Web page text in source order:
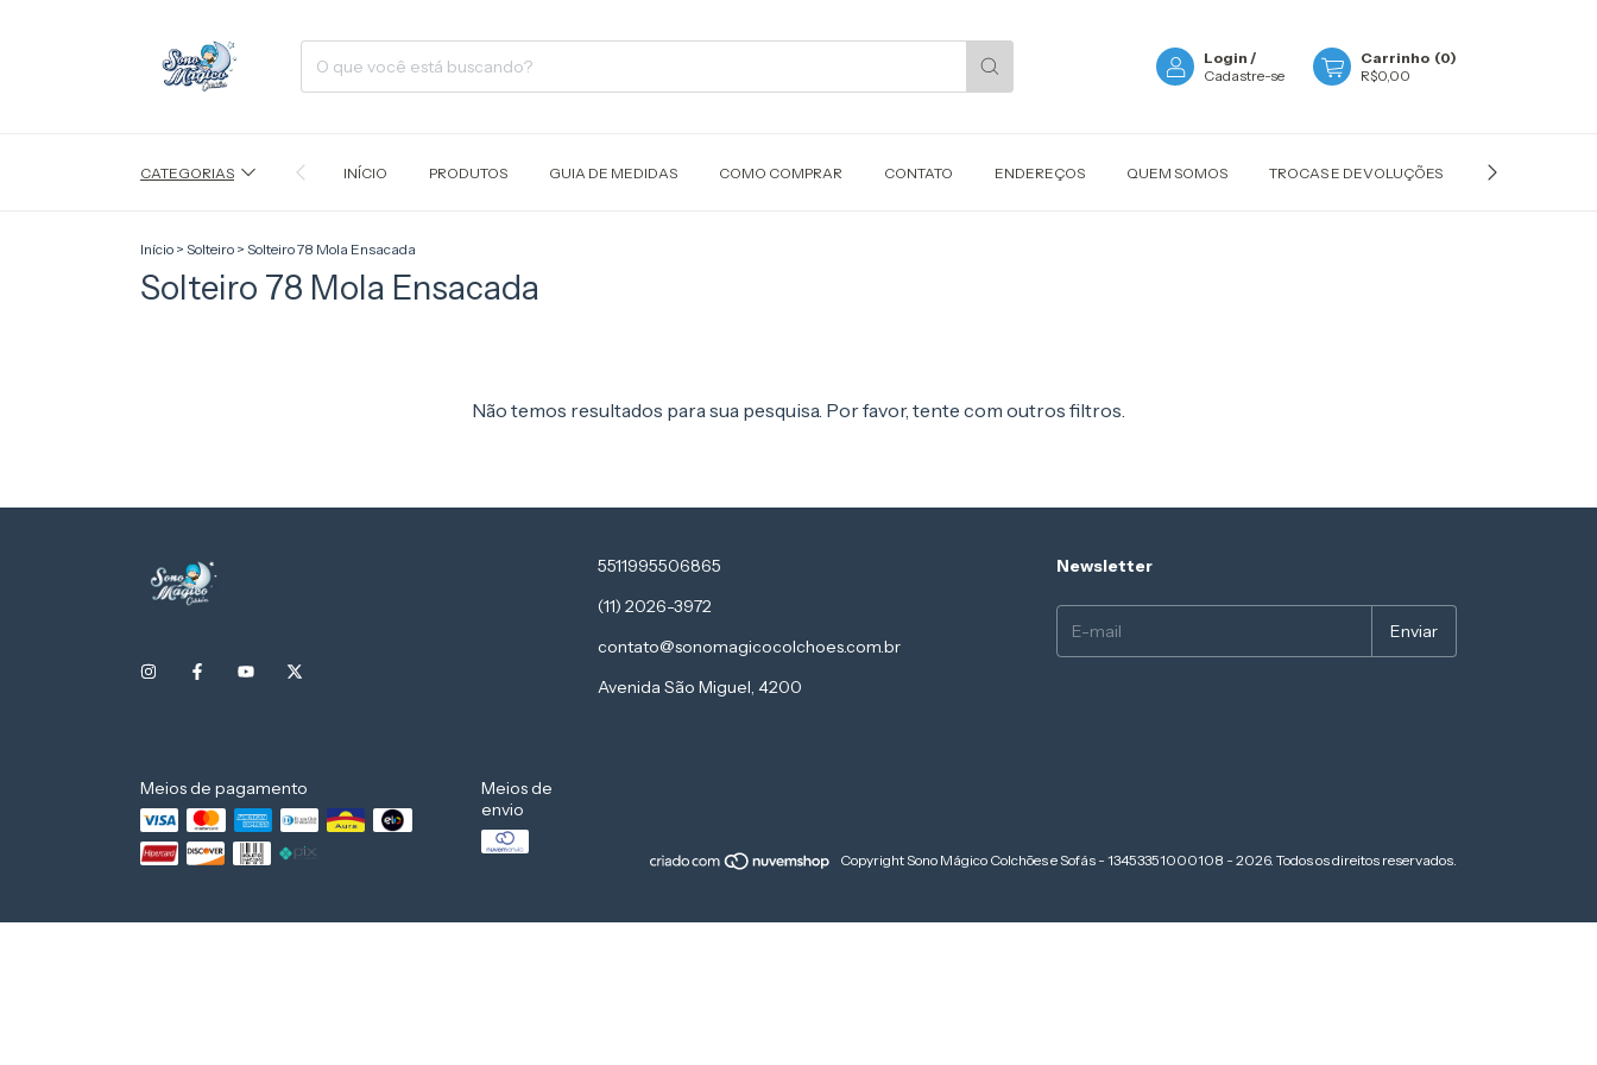
Login /
Cadastre-se
Carrinho (0)
R$0,00
CATEGORIAS INÍCIO PRODUTOS GUIA DE MEDIDAS COMO COMPRAR CONTATO ENDEREÇOS QUEM SOMOS TROCAS E DEVOLUÇÕES POLÍTICA DE
Início > Solteiro > Solteiro 78 Mola Ensacada
Solteiro 78 Mola Ensacada
Não temos resultados para sua pesquisa. Por favor, tente com outros filtros.
5511995506865
(11) 2026-3972
contato@sonomagicocolchoes.com.br
Avenida São Miguel, 4200
Newsletter
Meios de pagamento
Meios de
envio
Copyright Sono Mágico Colchões e Sofás - 13453351000108 - 2026. Todos os direitos reservados.